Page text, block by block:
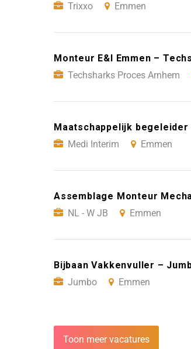
Trixxo
Emmen
Monteur E&I Emmen –
Techsharks Proces Arnhem
Maatschappelijk
Medi Interim
Emmen
Assemblage Monteur
NL - W JB
Emmen
Bijbaan Vakkenvuller –
Jumbo
Emmen
Toon meer vacatures